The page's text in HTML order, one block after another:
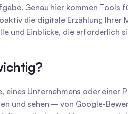
Genau hier kommen
die digitale Erzählung
und Einblicke, die erforderlich
Unternehmens oder einer
und sehen – von Google-